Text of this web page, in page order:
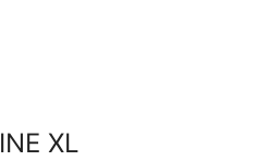
XL